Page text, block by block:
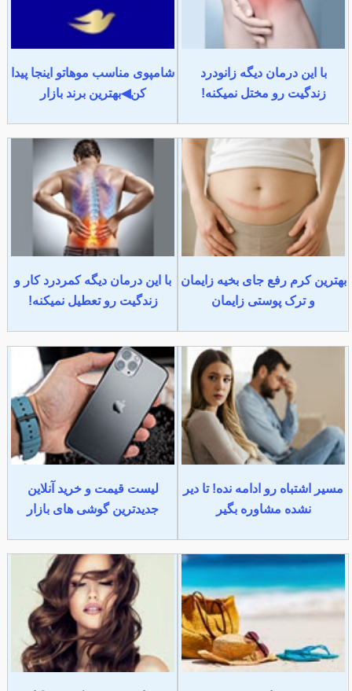
با این درمان دیگه زانودرد
زندگیت رو مختل نمیکنه!
شامپوی مناسب موهاتو اینجا پیدا
کن◀بهترین برند بازار
بهترین کرم رفع جای بخیه زایمان
و ترک پوستی زایمان
با این درمان دیگه کمردرد کار و
زندگیت رو تعطیل نمیکنه!
مسیر اشتباه رو ادامه نده! تا دیر
نشده مشاوره بگیر
لیست قیمت و خرید آنلاین
جدیدترین گوشی های بازار